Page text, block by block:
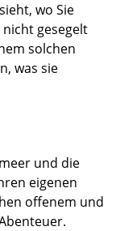
wo Sie
gesegelt
solchen
was sie
und die
eigenen
offenem und